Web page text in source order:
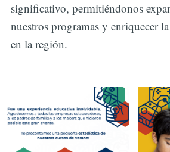
significativo, permitiéndonos
nuestros programas y enriquecer
en la región.